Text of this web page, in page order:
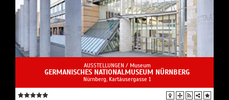
AUSSTELLUNGEN / Museum
GERMANISCHES NATIONALMUSEUM NÜRNBERG
Nürnberg, Kartäusergasse 1